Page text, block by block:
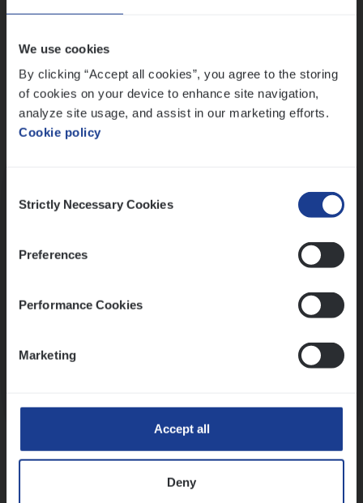
We use cookies
By clicking “Accept all cookies”, you agree to the storing
of cookies on your device to enhance site navigation,
analyze site usage, and assist in our marketing efforts.
Cookie policy
Selection
Strictly Necessary Cookies
Preferences
Performance Cookies
Marketing
Accept all
Deny